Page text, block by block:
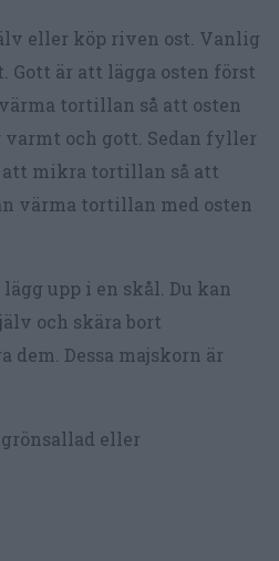
eller köp riven ost. Vanlig
är att lägga osten först
tortillan så att osten
och gott. Sedan fyller
mikra tortillan så att
värma tortillan med osten
upp i en skål. Du kan
och skära bort
dem. Dessa majskorn är
eller